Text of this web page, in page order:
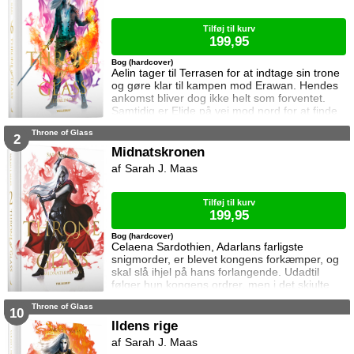
Aelin tager til Terrasen for at indtage sin trone
og gøre klar til kampen mod Erawan. Hendes
ankomst bliver dog ikke helt som forventet.
Samtidig er Elide på vej mod nord for at finde
Aelin og Celaena Sardothien. Oakwaldskoven
når nogen følger efter én. Dorian forsøger at
problemer at kæmpe mod, og Manon byder
Bog (hardcover)
Tilføj til kurv
199,95
2 Throne of Glass
Midnatskronen
Celaena Sardothien, Adarlans farligste
snigmorder, er blevet kongens forkæmper, og
skal slå ihjel på hans forlangende. Udadtil
følger hun kongens ordrer, men i det skjulte
modarbejder hun ham. Det bliver dog stadig
vennerne, der intet kender til hendes private
oprør. Den for længst hedengangne dronning,
Elena, sætter samtidig Celaena på en svær
Bog (hardcover)
Sarah J. Maas
Tilføj til kurv
199,95
10 Throne of Glass
Ildens rige
Sarah J. Maas